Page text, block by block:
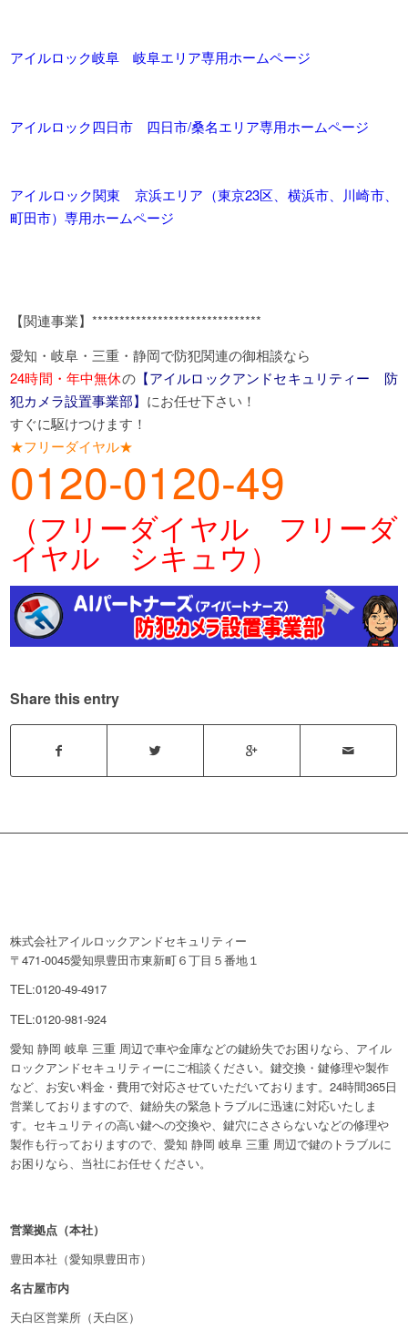
アイルロック岐阜 岐阜エリア専用ホームページ
アイルロック四日市 四日市/桑名エリア専用ホームページ
アイルロック関東 京浜エリア（東京23区、横浜市、川崎市、
町田市）専用ホームページ
【関連事業】*******************************
愛知・岐阜・三重・静岡で防犯関連の御相談なら
24時間・年中無休の【アイルロックアンドセキュリティー 防
犯カメラ設置事業部】 にお任せ下さい！
すぐに駆けつけます！
★フリーダイヤル★
0120-0120-49
（フリーダイヤル フリーダ
イヤル シキュウ）
Share this entry
株式会社アイルロックアンドセキュリティー
〒471-0045愛知県豊田市東新町６丁目５番地１
TEL:0120-49-4917
TEL:0120-981-924
愛知 静岡 岐阜 三重 周辺で車や金庫などの鍵紛失でお困りなら、アイル
ロックアンドセキュリティーにご相談ください。鍵交換・鍵修理や製作
など、お安い料金・費用で対応させていただいております。24時間365日
営業しておりますので、鍵紛失の緊急トラブルに迅速に対応いたしま
す。セキュリティの高い鍵への交換や、鍵穴にささらないなどの修理や
製作も行っておりますので、愛知 静岡 岐阜 三重 周辺で鍵のトラブルに
お困りなら、当社にお任せください。
営業拠点（本社）
豊田本社（愛知県豊田市）
名古屋市内
天白区営業所（天白区）